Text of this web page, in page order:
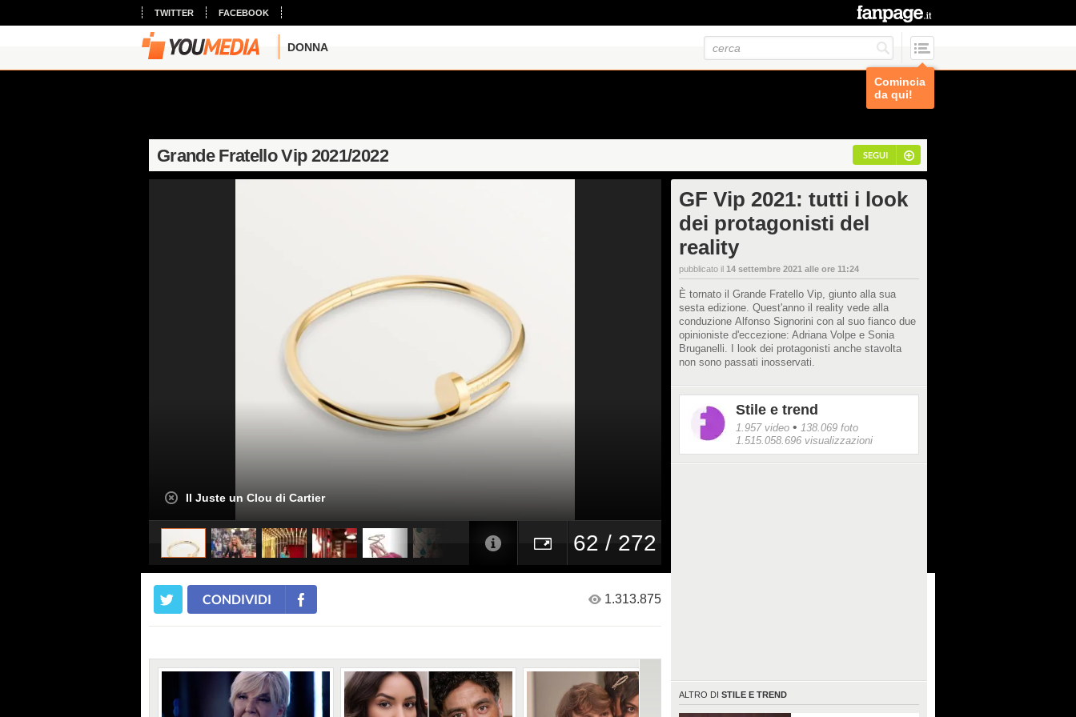
TWITTER FACEBOOK
DONNA
Comincia
da qui!
Grande Fratello Vip 2021/2022 SEGUI
Il Juste un Clou di Cartier
62 / 272
GF Vip 2021: tutti i look
dei protagonisti del
reality
pubblicato il 14 settembre 2021 alle ore 11:24
È tornato il Grande Fratello Vip, giunto alla sua
sesta edizione. Quest'anno il reality vede alla
conduzione Alfonso Signorini con al suo fianco due
opinioniste d'eccezione: Adriana Volpe e Sonia
Bruganelli. I look dei protagonisti anche stavolta
non sono passati inosservati.
Stile e trend
1.957 video • 138.069 foto
1.515.058.696 visualizzazioni
ALTRO DI STILE E TREND
CONDIVIDI 1.313.875